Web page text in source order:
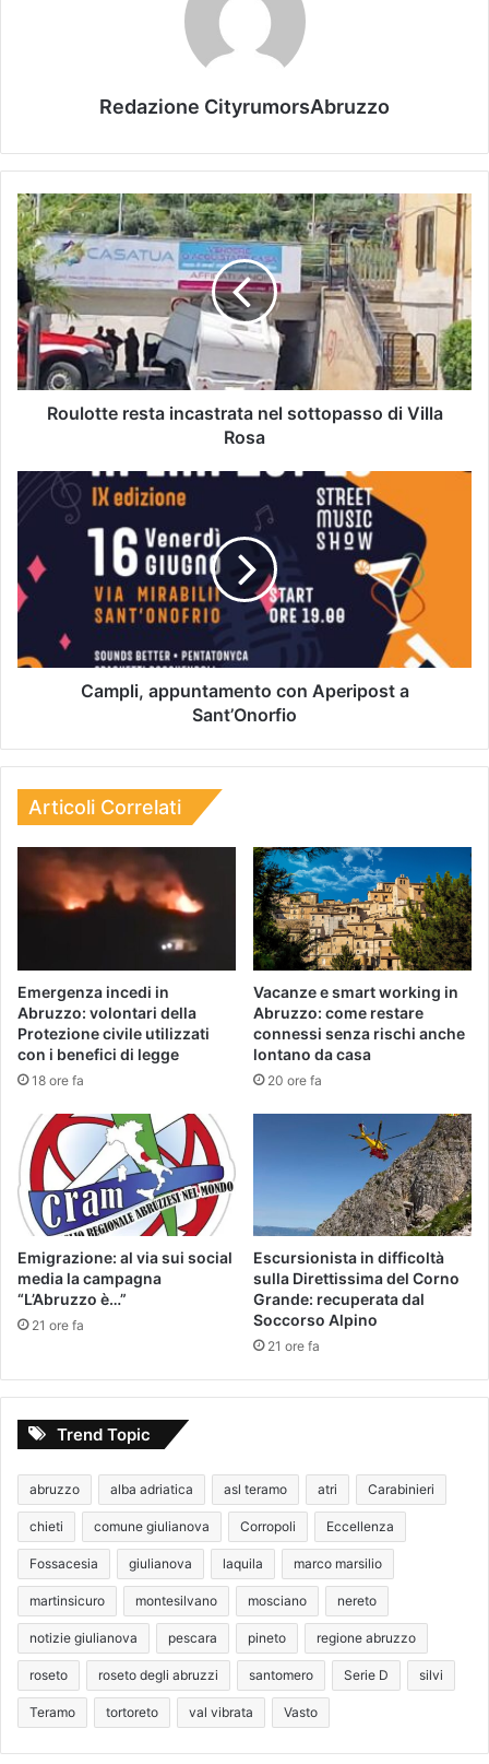
Redazione CityrumorsAbruzzo
Roulotte resta incastrata nel sottopasso di Villa
Rosa
Campli, appuntamento con Aperipost a
Sant’Onorfio
Articoli Correlati
Emergenza incedi in
Abruzzo: volontari della
Protezione civile utilizzati
con i benefici di legge
18 ore fa
Vacanze e smart working in
Abruzzo: come restare
connessi senza rischi anche
lontano da casa
20 ore fa
Emigrazione: al via sui social
media la campagna
“L’Abruzzo è…”
21 ore fa
Escursionista in difficoltà
sulla Direttissima del Corno
Grande: recuperata dal
Soccorso Alpino
21 ore fa
Trend Topic
abruzzo alba adriatica asl teramo atri Carabinieri
chieti comune giulianova Corropoli Eccellenza
Fossacesia giulianova laquila marco marsilio
martinsicuro montesilvano mosciano nereto
notizie giulianova pescara pineto regione abruzzo
roseto roseto degli abruzzi santomero Serie D silvi
Teramo tortoreto val vibrata Vasto